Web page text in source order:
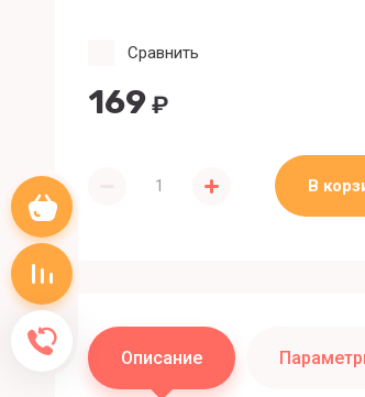
Обратный звонок
169₽
Сравнить
В
Описание